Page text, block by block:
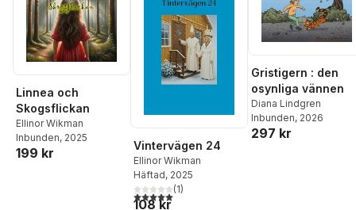
Linnea och
Skogsflickan
Ellinor Wikman
Inbunden, 2025
199 kr Vintervägen 24
Ellinor Wikman
Häftad, 2025
5,0utav 5 stjärnor. Totalt antal röster:
(1)
108 kr
Gristigern : den
osynliga vännen
Diana Lindgren
Inbunden, 2026
297 kr